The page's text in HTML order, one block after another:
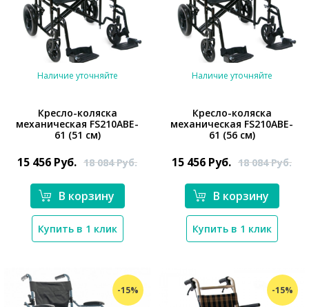
*}
Наличие уточняйте
Кресло-коляска
механическая FS210ABE-
61 (51 см)
15 456 Руб. 18 084Руб.
В корзину
Купить в 1 клик
*}
Наличие уточняйте
Кресло-коляска
механическая FS210ABE-
61 (56 см)
15 456 Руб. 18 084Руб.
В корзину
Купить в 1 клик
-15% -15%